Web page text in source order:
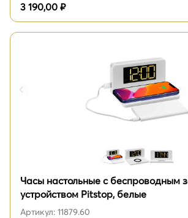
3 190,00 ₽
Часы настольные с беспроводным
устройством Pitstop, белые
Артикул: 11879.60